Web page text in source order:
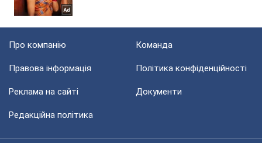
Про компанію Команда
Правова інформація Політика конфіденційності
Реклама на сайті Документи
Редакційна політика